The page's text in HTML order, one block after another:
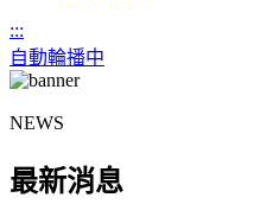
:::
自動輪播中
NEWS
最新消息